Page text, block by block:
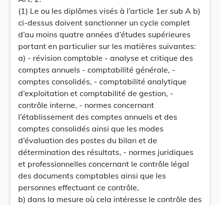
(1) Le ou les diplômes visés à l’article 1er sub A b)
ci-dessus doivent sanctionner un cycle complet
d’au moins quatre années d’études supérieures
portant en particulier sur les matières suivantes:
a) - révision comptable - analyse et critique des
comptes annuels - comptabilité générale, -
comptes consolidés, - comptabilité analytique
d’exploitation et comptabilité de gestion, -
contrôle interne, - normes concernant
l’établissement des comptes annuels et des
comptes consolidés ainsi que les modes
d’évaluation des postes du bilan et de
détermination des résultats, - normes juridiques
et professionnelles concernant le contrôle légal
des documents comptables ainsi que les
personnes effectuant ce contrôle,
b) dans la mesure où cela intéresse le contrôle des